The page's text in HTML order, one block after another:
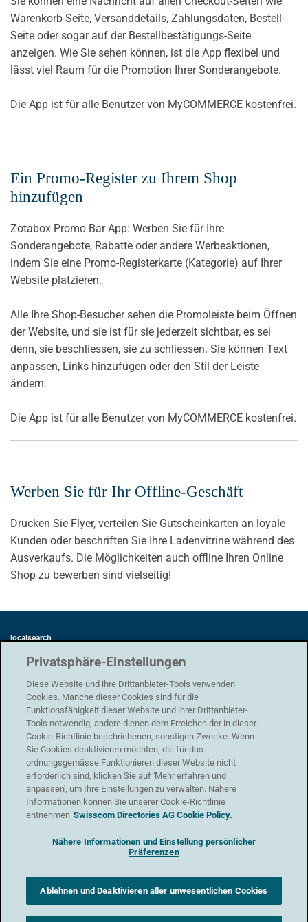
Warenkorb-Seite, Versanddetails, Zahlungsdaten, Bestell-
Seite oder sogar auf der Bestellbestätigungs-Seite
anzeigen. Wie Sie sehen können, ist die App flexibel und
lässt viel Raum für die Promotion Ihrer Sonderangebote.
Die App ist für alle Benutzer von MyCOMMERCE kostenfrei.
Ein Promo-Register zu Ihrem Shop
hinzufügen
Zotabox Promo Bar App: Werben Sie für Ihre
Sonderangebote, Rabatte oder andere Werbeaktionen,
indem Sie eine Promo-Registerkarte (Kategorie) auf Ihrer
Website platzieren.
Alle Ihre Shop-Besucher sehen die Promoleiste beim Öffnen
der Website, und sie ist für sie jederzeit sichtbar, es sei
denn, sie beschliessen, sie zu schliessen. Sie können Text
anpassen, Links hinzufügen oder den Stil der Leiste
ändern.
Die App ist für alle Benutzer von MyCOMMERCE kostenfrei.
Werben Sie für Ihr Offline-Geschäft
Drucken Sie Flyer, verteilen Sie Gutscheinkarten an loyale
Kunden oder beschriften Sie Ihre Ladenvitrine während des
Ausverkaufs. Die Möglichkeiten auch offline Ihren Online
Shop zu bewerben sind vielseitig!
localsearch
Förrlibuckstrasse 62
Datenschutz|AGB|Nutzungsbedingungen |Impressum
Support
Kontaktformular
Privatsphäre-Einstellungen
Diese Website und ihre Drittanbieter-Tools verwenden
Cookies. Manche dieser Cookies sind für die
Funktionsfähigkeit dieser Website und ihrer Drittanbieter-
Tools notwendig, andere dienen dem Erreichen der in dieser
Cookie-Richtlinie beschriebenen, sonstigen Zwecke. Wenn
Sie Cookies deaktivieren möchten, die für das
ordnungsgemässe Funktionieren dieser Website nicht
erforderlich sind, klicken Sie auf 'Mehr erfahren und
anpassen', um Ihre Einstellungen zu verwalten. Nähere
Informationen können Sie unserer Cookie-Richtlinie
entnehmen Swisscom Directories AG Cookie Policy.
Nähere Informationen und Einstellung persönlicher
Präferenzen
Ablehnen und Deaktivieren aller unwesentlichen Cookies